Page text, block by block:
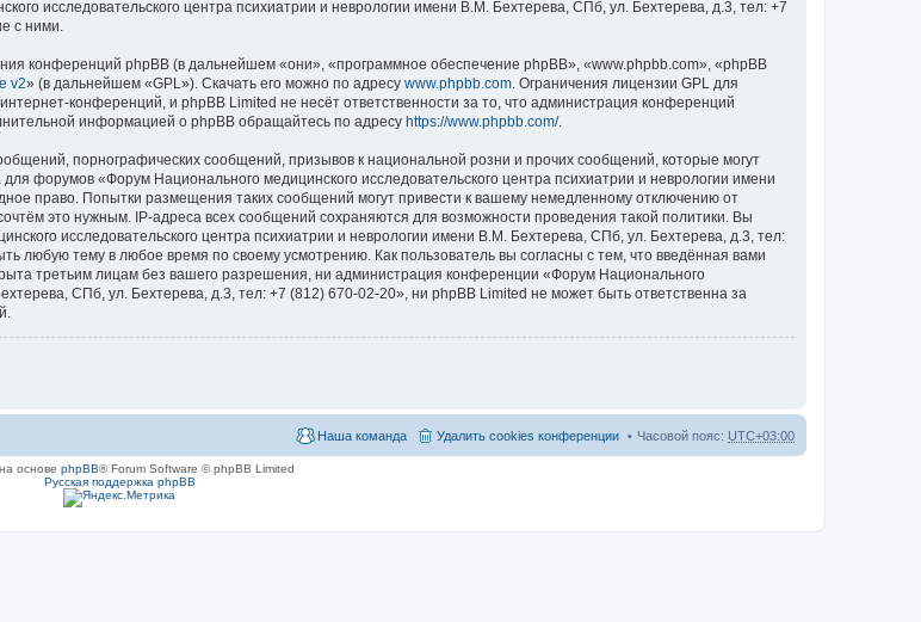
исследовательского центра психиатрии и неврологии имени В.М. Бехтерева, СПб, ул. Бехтерева, д.3, тел: +7
с ними.
конференций phpBB (в дальнейшем «они», «программное обеспечение phpBB», «www.phpbb.com», «phpBB
v2» (в дальнейшем «GPL»). Скачать его можно по адресу www.phpbb.com . Ограничения лицензии GPL для
конференций, и phpBB Limited не несёт ответственности за то, что администрация конференций
информацией о phpBB обращайтесь по адресу https://www.phpbb.com/.
порнографических сообщений, призывов к национальной розни и прочих сообщений, которые могут
форумов «Форум Национального медицинского исследовательского центра психиатрии и неврологии имени
право. Попытки размещения таких сообщений могут привести к вашему немедленному отключению от
это нужным. IP-адреса всех сообщений сохраняются для возможности проведения такой политики. Вы
исследовательского центра психиатрии и неврологии имени В.М. Бехтерева, СПб, ул. Бехтерева, д.3, тел:
любую тему в любое время по своему усмотрению. Как пользователь вы согласны с тем, что введённая вами
третьим лицам без вашего разрешения, ни администрация конференции «Форум Национального
СПб, ул. Бехтерева, д.3, тел: +7 (812) 670-02-20», ни phpBB Limited не может быть ответственна за
Часовой пояс: UTC+03:00
Удалить cookies конференции
Наша команда
основе phpBB® Forum Software © phpBB Limited
Русская поддержка phpBB